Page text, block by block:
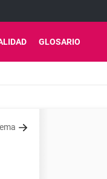
GLOSARIO